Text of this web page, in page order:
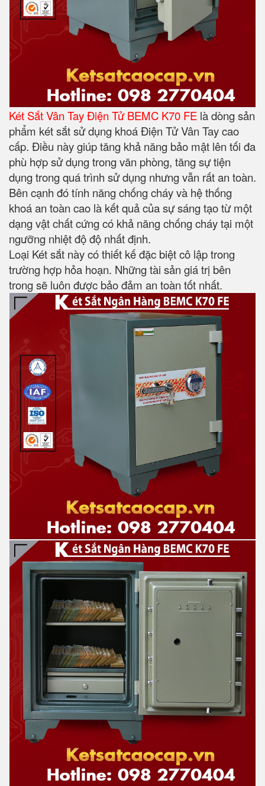
Két Sắt Vân Tay Điện Tử BEMC K70 FE là dòng sản
phẩm két sắt sử dụng khoá Điện Tử Vân Tay cao
cấp. Điều này giúp tăng khả năng bảo mật lên tối đa
phù hợp sử dụng trong văn phòng, tăng sự tiện
dụng trong quá trình sử dụng nhưng vẫn rất an toàn.
Bên cạnh đó tính năng chống cháy và hệ thống
khoá an toàn cao là kết quả của sự sáng tạo từ một
dạng vật chất cứng có khả năng chống cháy tại một
ngưỡng nhiệt độ độ nhất định.
Loại Két sắt này có thiết kế đặc biệt cô lập trong
trường hợp hỏa hoạn. Những tài sản giá trị bên
trong sẽ luôn được bảo đảm an toàn tốt nhất.